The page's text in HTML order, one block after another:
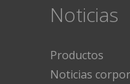
Noticias
Productos
Noticias